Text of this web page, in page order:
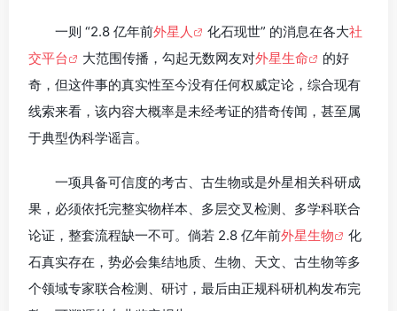
一则 “2.8 亿年前外星人 化石现世” 的消息在各大社
交平台
大范围传播，勾起无数网友对外星生命
的好
奇，但这件事的真实性至今没有任何权威定论，综合现有
线索来看，该内容大概率是未经考证的猎奇传闻，甚至属
于典型伪科学谣言。
一项具备可信度的考古、古生物或是外星相关科研成
果，必须依托完整实物样本、多层交叉检测、多学科联合
论证，整套流程缺一不可。倘若 2.8 亿年前外星生物
化
石真实存在，势必会集结地质、生物、天文、古生物等多
个领域专家联合检测、研讨，最后由正规科研机构发布完